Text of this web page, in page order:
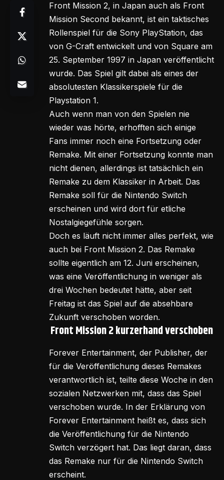
Front Mission 2, in Japan auch als Front
Mission Second bekannt, ist ein taktisches
Rollenspiel für die Sony PlayStation, das
von G-Craft entwickelt und von Square am
25. September 1997 in Japan veröffentlicht
wurde. Das Spiel gilt dabei als eines der
absolutesten Klassikerspiele für die
Playstation 1.
Auch wenn man von den Spielen nie
wieder was hörte, erhofften sich einige
Fans immer noch eine Fortsetzung oder
Remake. Mit einer Fortsetzung konnte man
nicht dienen, allerdings ist tatsächlich ein
Remake zu dem Klassiker in Arbeit. Das
Remake soll für die Nintendo Switch
erscheinen und wird dort für etliche
Nostalgiegefühle sorgen.
Doch es läuft nicht immer alles perfekt, wie
auch bei Front Mission 2. Das Remake
sollte eigentlich am 12. Juni erscheinen,
was eine Veröffentlichung in weniger als
drei Wochen bedeutet hätte, aber seit
Freitag ist das Spiel auf die absehbare
Zukunft verschoben worden.
Front Mission 2 kurzerhand verschoben
Forever Entertainment, der Publisher, der
für die Veröffentlichung dieses Remakes
verantwortlich ist, teilte diese Woche in den
sozialen Netzwerken mit, dass das Spiel
verschoben wurde. In der Erklärung von
Forever Entertainment heißt es, dass sich
die Veröffentlichung für die Nintendo
Switch verzögert hat. Das liegt daran, dass
das Remake nur für die Nintendo Switch
erscheint.